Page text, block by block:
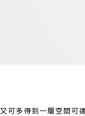
多得到一層空間可